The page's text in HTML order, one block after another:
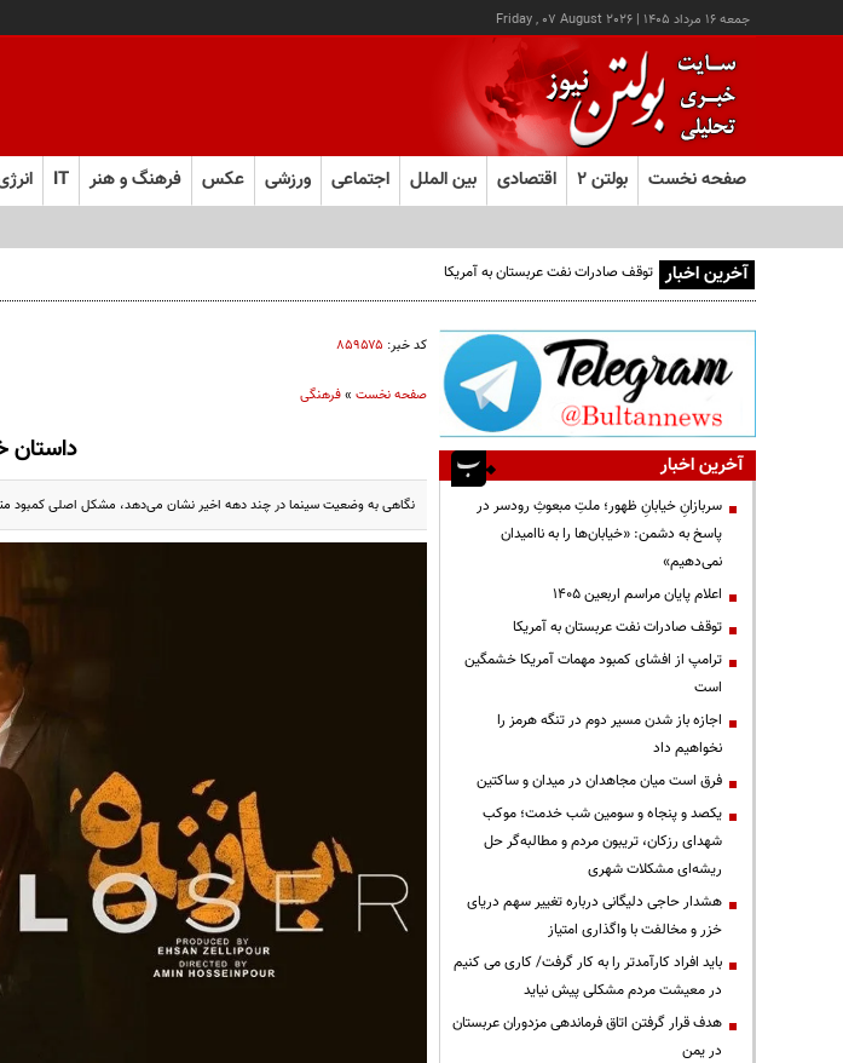
جمعه ۱۶ مرداد ۱۴۰۵ |
Friday , 07 August 2026
صفحه نخست بولتن ۲ اقتصادی بین الملل اجتماعی ورزشی عکس فرهنگ و هنر IT
آخرین اخبار توقف صادرات نفت عربستان به آمریکا
کد خبر: ۸۵۹۵۷۵
صفحه نخست»فرهنگی
نگاهی به وضعیت سینما در چند دهه اخیر نشان می‌دهد، مشکل اصلی کمبود
آخرین اخبار
سربازانِ خیابانِ ظهور؛ ملتِ مبعوثِ رودسر در
پاسخ به دشمن: «خیابان‌ها را به ناامیدان
نمی‌دهیم»
اعلام پایان مراسم اربعین ۱۴۰۵
توقف صادرات نفت عربستان به آمریکا
ترامپ از افشای کمبود مهمات آمریکا خشمگین
است
اجازه باز شدن مسیر دوم در تنگه هرمز را
نخواهیم داد
فرق است میان مجاهدان در میدان و ساکتین
یکصد و پنجاه و سومین شب خدمت؛ موکب
شهدای رزکان، تریبون مردم و مطالبه‌گر حل
ریشه‌ای مشکلات شهری
هشدار حاجی دلیگانی درباره تغییر سهم دریای
خزر و مخالفت با واگذاری امتیاز
باید افراد کارآمدتر را به کار گرفت/ کاری می کنیم
در معیشت مردم مشکلی پیش نیاید
هدف قرار گرفتن اتاق‌ فرماندهی مزدوران عربستان
در یمن